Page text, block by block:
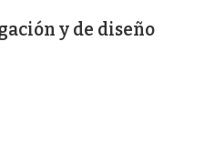
y de diseño